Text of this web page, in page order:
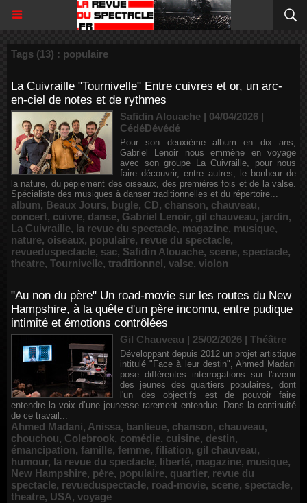
Tags (13) : populaire
La Cuivraille "Tournivelle" Entre cuivres et or, un arc-
en-ciel de notes et de rythmes
Safidin Alouache | 04/04/2026 |
CédéDévédé
Pour son deuxième album en dix ans,
Gabriel Lenoir nous emmène en voyage
avec son groupe La Cuivraille, pour nous
faire découvrir, entre autres, le bonheur de
la nature, du pépiement des oiseaux, des premières fois et de la valse.
Spécialiste des musiques à danser traditionnelles et du répertoire...
album, Beaux Jours, bugle, CD, chanson, chauveau,
concert, cuivre, danse, Gabriel Lenoir, gil chauveau, jardin,
La Cuivraille, la revue du spectacle, magazine, musique,
nature, oiseaux, populaire, revue du spectacle,
revueduspectacle, sac, Safidin Alouache, scene, spectacle,
theatre, Tournivelle, traditionnel, valse, violon
"Au non du père" Un road-movie sur les routes du New
Hampshire, à la quête d'un père inconnu, entre pudique
intimité et émotions contrôlées
Gil Chauveau | 25/02/2026 | Théâtre
Développant depuis 2012 un projet artistique
intitulé "Face à leur destin", Ahmed Madani
pose différentes interrogations sur l'avenir
des jeunes des quartiers populaires, dont
l'un des objectifs est de pouvoir faire
entendre la voix d’une jeunesse rarement entendue. Dans la continuité
de ce travail...
Ahmed Madani, Anissa, banlieue, chanson, chauveau,
chouchou, Colebrook, comédie, cuisine, destin,
émancipation, famille, femme, filiation, gil chauveau,
humour, la revue du spectacle, liberté, magazine, musique,
New Hampshire, père, populaire, quartier, revue du
spectacle, revueduspectacle, road-movie, scene, spectacle,
theatre, USA, voyage